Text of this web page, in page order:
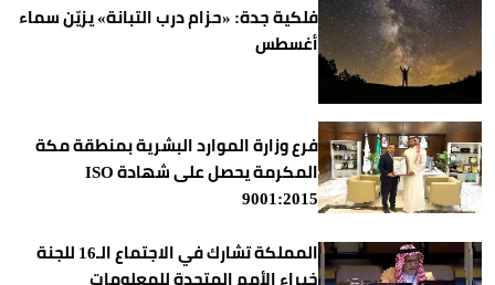
فلكية جدة: «حزام درب التبانة» يزيّن سماء
أغسطس
فرع وزارة الموارد البشرية بمنطقة مكة
المكرمة يحصل على شهادة ISO
9001:2015
المملكة تشارك في الاجتماع الـ16 للجنة